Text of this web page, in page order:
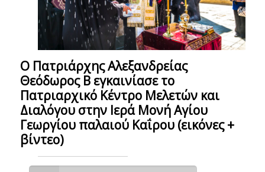
Ο Πατριάρχης Αλεξανδρείας
Θεόδωρος Β εγκαινίασε το
Πατριαρχικό Κέντρο Μελετών και
Διαλόγου στην Ιερά Μονή Αγίου
Γεωργίου παλαιού Καΐρου (εικόνες +
βίντεο)